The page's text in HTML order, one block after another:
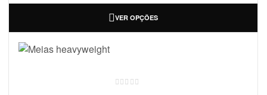
VER OPÇÕES